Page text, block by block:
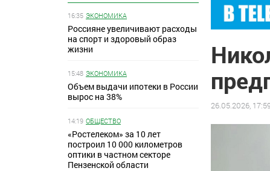
16:35 ЭКОНОМИКА
Россияне увеличивают расходы
на спорт и здоровый образ
жизни
15:48 ЭКОНОМИКА
Объем выдачи ипотеки в России
вырос на 38%
14:19 ОБЩЕСТВО
«Ростелеком» за 10 лет
построил 10 000 километров
оптики в частном секторе
Пензенской области
26.05.2026,